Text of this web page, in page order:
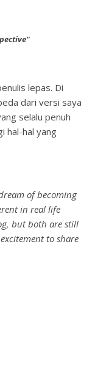
lepas. Di
dari versi saya
selalu penuh
hal-hal yang
of becoming
in real life
but both are still
to share